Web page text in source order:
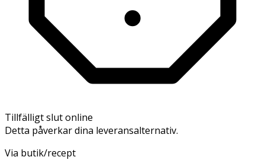
Tillfälligt slut online
Detta påverkar dina leveransalternativ.
Via butik/recept